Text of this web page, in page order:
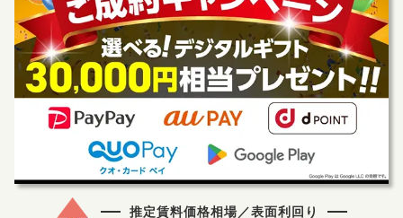
推定賃料価格相場／表面利回り